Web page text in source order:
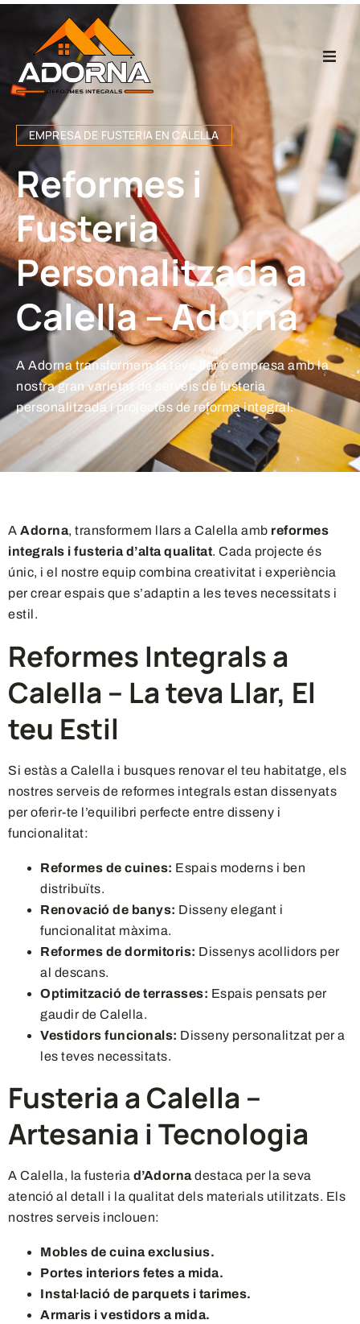
Home
Fusteria
Reformes
Projectes
Empresa
Contacte
EMPRESA DE FUSTERIA EN CALELLA
Reformes i
Fusteria
Personalitzada a
Calella – Adorna
A Adorna transformem la teva llar o empresa amb la
nostra gran varietat de serveis de fusteria
personalitzada i projectes de reforma integral.
A Adorna, transformem llars a Calella amb reformes
integrals i fusteria d’alta qualitat. Cada projecte és
únic, i el nostre equip combina creativitat i experiència
per crear espais que s’adaptin a les teves necessitats i
estil.
Reformes Integrals a
Calella – La teva Llar, El
teu Estil
Si estàs a Calella i busques renovar el teu habitatge, els
nostres serveis de reformes integrals estan dissenyats
per oferir-te l’equilibri perfecte entre disseny i
funcionalitat:
Reformes de cuines: Espais moderns i ben
distribuïts.
Renovació de banys: Disseny elegant i
funcionalitat màxima.
Reformes de dormitoris: Dissenys acollidors per
al descans.
Optimització de terrasses: Espais pensats per
gaudir de Calella.
Vestidors funcionals: Disseny personalitzat per a
les teves necessitats.
Fusteria a Calella –
Artesania i Tecnologia
A Calella, la fusteria d’Adornadestaca per la seva
atenció al detall i la qualitat dels materials utilitzats. Els
nostres serveis inclouen:
Mobles de cuina exclusius.
Portes interiors fetes a mida.
Instal·lació de parquets i tarimes.
Armaris i vestidors a mida.